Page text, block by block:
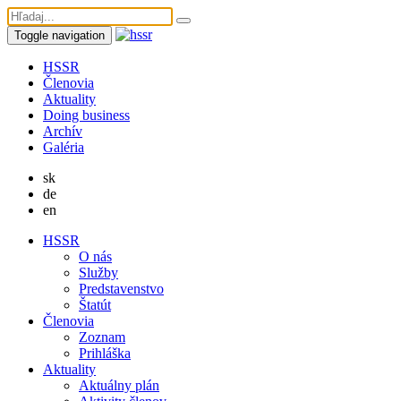
Toggle navigation
HSSR
Členovia
Aktuality
Doing business
Archív
Galéria
sk
de
en
HSSR
O nás
Služby
Predstavenstvo
Štatút
Členovia
Zoznam
Prihláška
Aktuality
Aktuálny plán